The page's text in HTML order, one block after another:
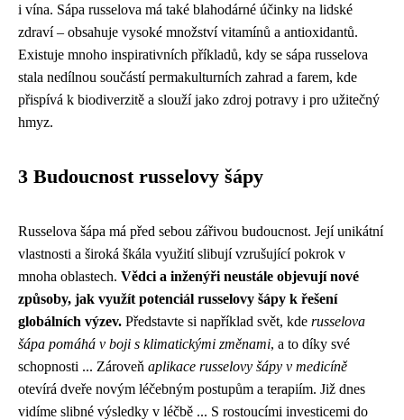
i vína. Sápa russelova má také blahodárné účinky na lidské
zdraví – obsahuje vysoké množství vitamínů a antioxidantů.
Existuje mnoho inspirativních příkladů, kdy se sápa russelova
stala nedílnou součástí permakulturních zahrad a farem, kde
přispívá k biodiverzitě a slouží jako zdroj potravy i pro užitečný
hmyz.
3 Budoucnost russelovy šápy
Russelova šápa má před sebou zářivou budoucnost. Její unikátní
vlastnosti a široká škála využití slibují vzrušující pokrok v
mnoha oblastech. Vědci a inženýři neustále objevují nové
způsoby, jak využít potenciál russelovy šápy k řešení
globálních výzev. Představte si například svět, kde russelova
šápa pomáhá v boji s klimatickými změnami, a to díky své
schopnosti ... Zároveň aplikace russelovy šápy v medicíně
otevírá dveře novým léčebným postupům a terapiím. Již dnes
vidíme slibné výsledky v léčbě ... S rostoucími investicemi do